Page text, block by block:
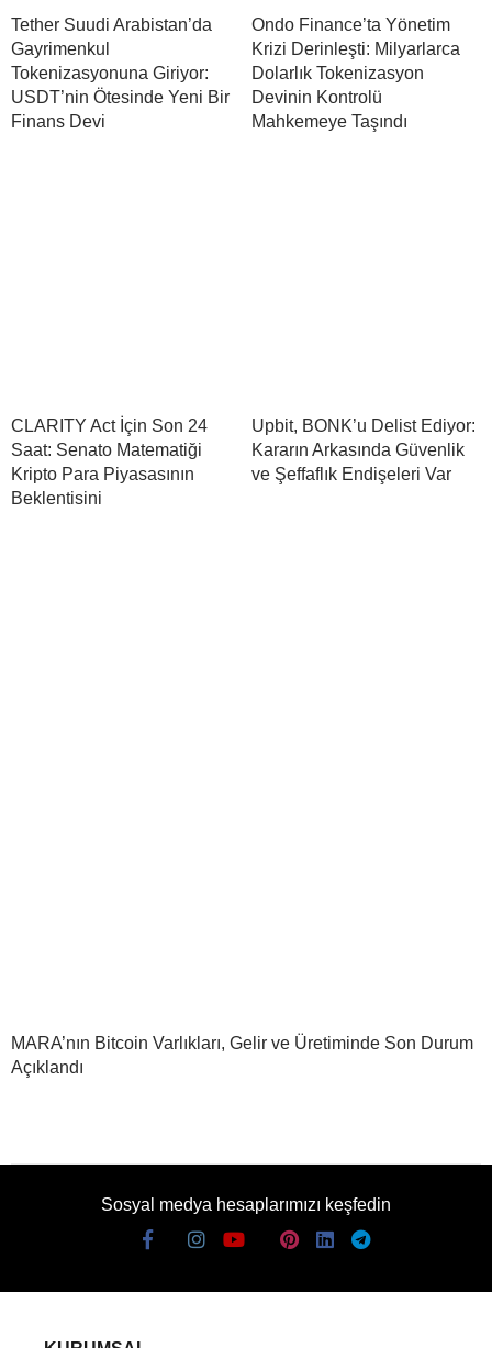
Tether Suudi Arabistan’da
Gayrimenkul
Tokenizasyonuna Giriyor:
USDT’nin Ötesinde Yeni Bir
Finans Devi
Ondo Finance’ta Yönetim
Krizi Derinleşti: Milyarlarca
Dolarlık Tokenizasyon
Devinin Kontrolü
Mahkemeye Taşındı
CLARITY Act İçin Son 24
Saat: Senato Matematiği
Kripto Para Piyasasının
Beklentisini
Upbit, BONK’u Delist Ediyor:
Kararın Arkasında Güvenlik
ve Şeffaflık Endişeleri Var
MARA’nın Bitcoin Varlıkları, Gelir ve Üretiminde Son Durum
Açıklandı
Sosyal medya hesaplarımızı keşfedin